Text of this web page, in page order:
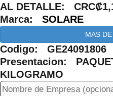
AL DETALLE:
Marca: SOLARE
MAS
Codigo: GE24091806
Presentacion:
KILOGRAMO